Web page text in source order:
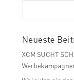
Neueste
XCM SUCHT